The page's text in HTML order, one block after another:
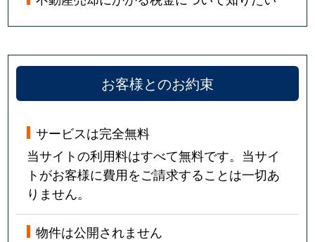
お客様とのお約束
サービスは完全無料
当サイトの利用料はすべて無料です。当サイ
トがお客様に費用をご請求することは一切あ
りません。
物件は公開されません